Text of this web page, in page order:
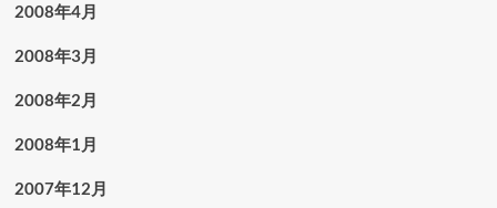
2008年4月
2008年3月
2008年2月
2008年1月
2007年12月